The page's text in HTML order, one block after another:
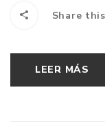
LEER MÁS
Share